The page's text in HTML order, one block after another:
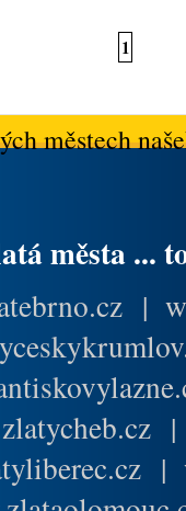
1
městech
města ...
|
|